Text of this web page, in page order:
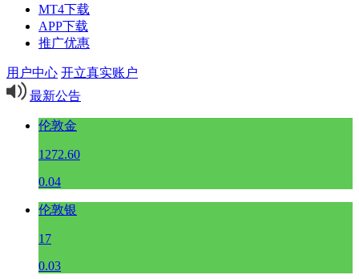
MT4下载
APP下载
推广优惠
用户中心 开立真实账户
最新公告
伦敦金
1272.60
0.04
伦敦银
17
0.03